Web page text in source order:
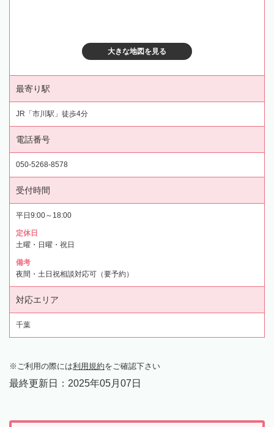
大きな地図を見る
最寄り駅
JR「市川駅」徒歩4分
電話番号
050-5268-8578
受付時間
平日9:00～18:00
定休日
土曜・日曜・祝日
備考
夜間・土日祝相談対応可（要予約）
対応エリア
千葉
ご利用の際には利用規約をご確認下さい
最終更新日： 2025年05月07日